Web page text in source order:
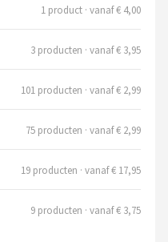
1 product · vanaf € 4,00
3 producten · vanaf € 3,95
101 producten · vanaf € 2,99
75 producten · vanaf € 2,99
19 producten · vanaf € 17,95
9 producten · vanaf € 3,75